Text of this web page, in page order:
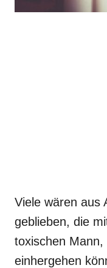
Viele wären aus
geblieben, die
toxischen Mann,
einhergehen